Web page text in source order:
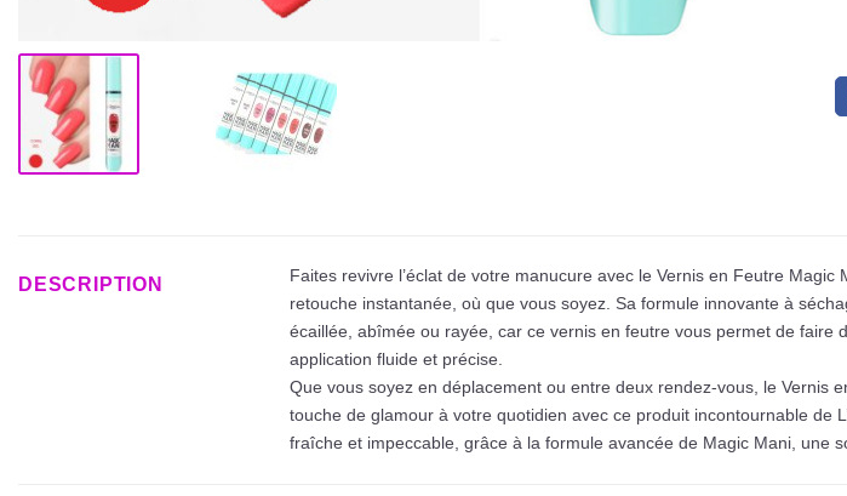
DESCRIPTION
Faites revivre l’éclat de votre manucure avec le Vernis en Feutre
retouche instantanée, où que vous soyez. Sa formule innovante à
écaillée, abîmée ou rayée, car ce vernis en feutre vous permet de
application fluide et précise.
Que vous soyez en déplacement ou entre deux rendez-vous, le Vernis
touche de glamour à votre quotidien avec ce produit incontournable de
fraîche et impeccable, grâce à la formule avancée de Magic Mani, une